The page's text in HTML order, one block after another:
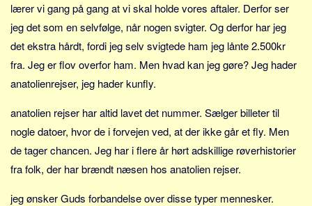
Økonomi
Jura og regler
Skatter og afgifter
Statistik
Alle
Meta
Dokumenttyper
lærer vi gang på gang at vi skal holde vores aftaler. Derfor ser
jeg det som en selvfølge, når nogen svigter. Og derfor har jeg
det ekstra hårdt, fordi jeg selv svigtede ham jeg lånte 2.500kr
fra. Jeg er flov overfor ham. Men hvad kan jeg gøre? Jeg hader
anatolienrejser, jeg hader kunfly.
anatolien rejser har altid lavet det nummer. Sælger billeter til
nogle datoer, hvor de i forvejen ved, at der ikke går et fly. Men
de tager chancen. Jeg har i flere år hørt adskillige røverhistorier
fra folk, der har brændt næsen hos anatolien rejser.
jeg ønsker Guds forbandelse over disse typer mennesker.